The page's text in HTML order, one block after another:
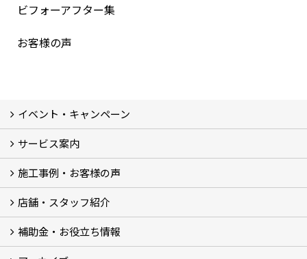
ビフォーアフター集
お客様の声
イベント・キャンペーン
最新のイベント・キャンペーン情報
過去のイベント・キャンペーン
サービス案内
リフォームメニュー (17)
マンションリノベ
外壁塗装リフォーム
防音室リフォーム
近鉄不動産のドッグリフォーム by K・DogSpa
住まいの無料点検
リフォームの流れ
リフォーム成功のQ＆A
保証とアフターサービス
私たちが大切にしていること
安心のリフォーム体制
施工担当者の想い
多種多様なニーズに応える提案力
施工事例・お客様の声
施工事例集
ビフォーアフター集
お客様の声
店舗・スタッフ紹介
店舗 (12)
スタッフ
Googleクチコミ評価
近鉄のリフォーム NEWing (2)
補助金・お役立ち情報